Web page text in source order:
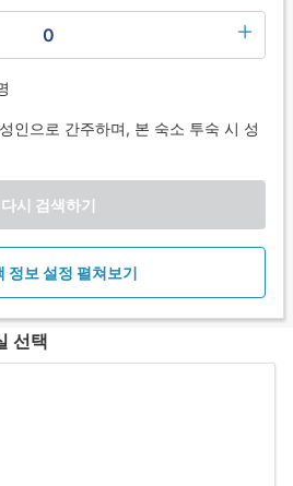
0
인으로 간주하며, 본 숙소 투숙 시 성
다시 검색하기
정보 설정 펼쳐보기
선택